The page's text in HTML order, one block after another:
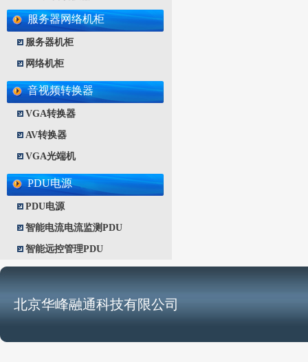
服务器网络机柜
服务器机柜
网络机柜
音视频转换器
VGA转换器
AV转换器
VGA光端机
PDU电源
PDU电源
智能电流电流监测PDU
智能远控管理PDU
北京华峰融通科技有限公司